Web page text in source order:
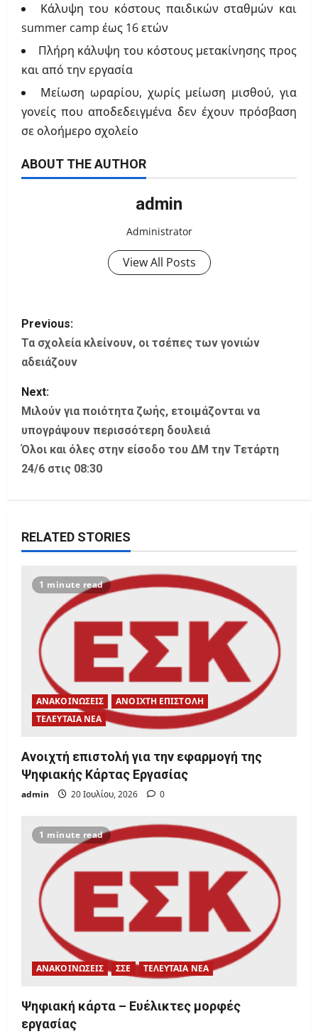
Κάλυψη του κόστους παιδικών σταθμών και
summer camp έως 16 ετών
Πλήρη κάλυψη του κόστους μετακίνησης προς
και από την εργασία
Μείωση ωραρίου, χωρίς μείωση μισθού, για
γονείς που αποδεδειγμένα δεν έχουν πρόσβαση
σε ολοήμερο σχολείο
ABOUT THE AUTHOR
admin
Administrator
View All Posts
P
o
t
n
a
i
g
n
Previous:
Τα σχολεία κλείνουν, οι τσέπες των γονιών
αδειάζουν
Next:
Μιλούν για ποιότητα ζωής, ετοιμάζονται να
υπογράψουν περισσότερη δουλειά
Όλοι και όλες στην είσοδο του ΔΜ την Τετάρτη
24/6 στις 08:30
RELATED STORIES
1 minute read
ΑΝΑΚΟΙΝΩΣΕΙΣ
ΑΝΟΙΧΤΗ ΕΠΙΣΤΟΛΗ
ΤΕΛΕΥΤΑΙΑ ΝΕΑ
Ανοιχτή επιστολή για την εφαρμογή της
Ψηφιακής Κάρτας Εργασίας
admin 20 Ιουλίου, 2026 0
1 minute read
ΑΝΑΚΟΙΝΩΣΕΙΣ ΣΣΕ ΤΕΛΕΥΤΑΙΑ ΝΕΑ
Ψηφιακή κάρτα – Ευέλικτες μορφές
εργασίας